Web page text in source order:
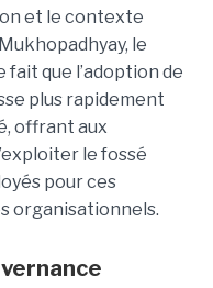
et le contexte
le
fait que l’adoption de
plus rapidement
offrant aux
le fossé
pour ces
organisationnels.